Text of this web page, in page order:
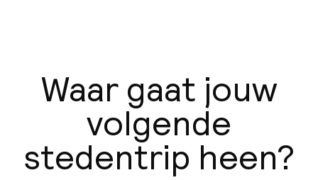
Waar gaat jouw
volgende
stedentrip heen?